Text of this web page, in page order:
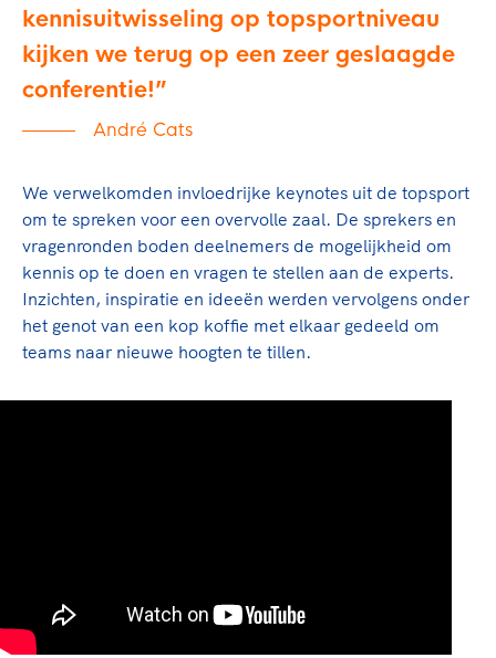
kennisuitwisseling op topsportniveau
kijken we terug op een zeer geslaagde
conferentie!
André Cats
We verwelkomden invloedrijke keynotes uit de topsport
om te spreken voor een overvolle zaal. De sprekers en
vragenronden boden deelnemers de mogelijkheid om
kennis op te doen en vragen te stellen aan de experts.
Inzichten, inspiratie en ideeën werden vervolgens onder
het genot van een kop koffie met elkaar gedeeld om
teams naar nieuwe hoogten te tillen.